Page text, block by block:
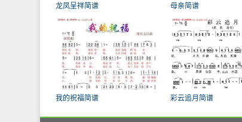
龙凤呈祥简谱 母亲简谱
我的祝福简谱 彩云追月简谱